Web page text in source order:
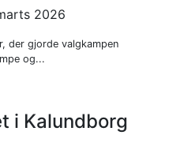
2026
der gjorde valgkampen
og...
i Kalundborg